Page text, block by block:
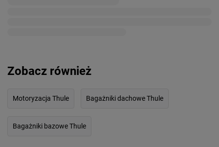
Zobacz również
Motoryzacja Thule Bagażniki dachowe Thule
Bagażniki bazowe Thule